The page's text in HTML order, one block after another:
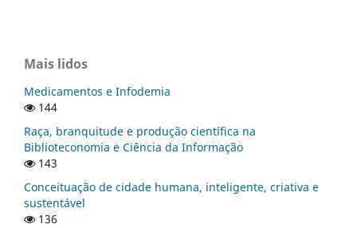
Mais lidos
Medicamentos e Infodemia
144
Raça, branquitude e produção científica na
Biblioteconomia e Ciência da Informação
143
Conceituação de cidade humana, inteligente, criativa e
sustentável
136